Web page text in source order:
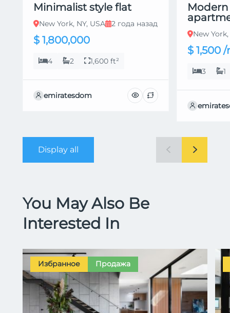
Minimalist style flat
New York, NY, USA 2 года назад
$ 1,800,000
4 2 1,600 ft²
emiratesdom
New York,
$ 1,500
3 1
Display all
You May Also Be
Interested In
Избранное Продажа